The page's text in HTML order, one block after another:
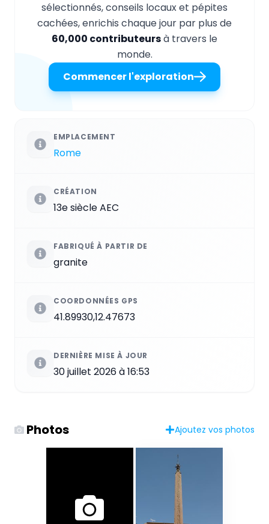
sélectionnés, conseils locaux et pépites
cachées, enrichis chaque jour par plus de
60,000 contributeursà travers le
monde.
Commencer l'exploration
EMPLACEMENT
Rome
CRÉATION
13e siècle AEC
FABRIQUÉ À PARTIR DE
granite
COORDONNÉES GPS
41.89930,12.47673
DERNIÈRE MISE À JOUR
30 juillet 2026 à 16:53
Photos Ajoutez vos photos